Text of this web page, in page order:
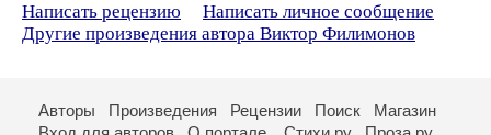
Написать рецензию
Написать личное сообщение
Другие произведения автора Виктор Филимонов
Авторы Произведения Рецензии Поиск
Магазин